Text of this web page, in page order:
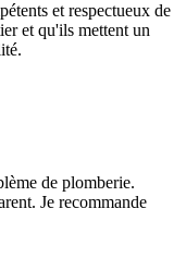
et respectueux de
et qu'ils mettent un
de plomberie.
Je recommande